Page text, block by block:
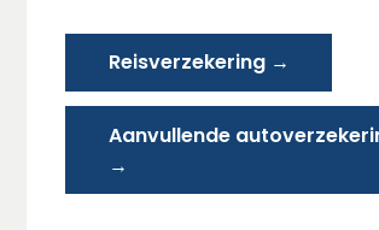
Reisverzekering →
Aanvullende
→